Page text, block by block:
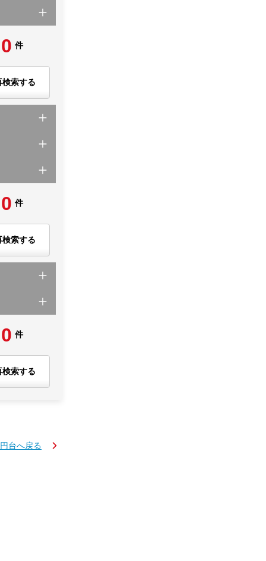
0 件
検索する
0 件
検索する
0 件
検索する
台へ戻る